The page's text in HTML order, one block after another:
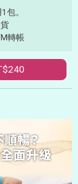
包。
轉帳